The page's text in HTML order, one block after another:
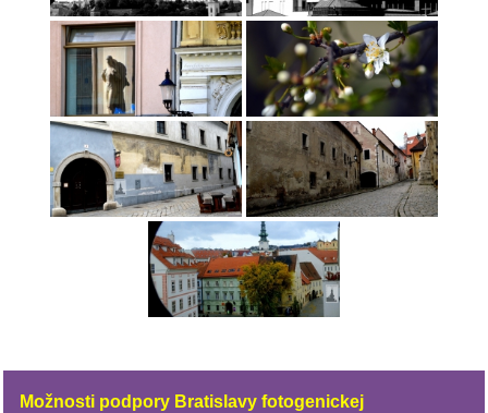
konania
konania
pripomienkové
konania
Možnosti podpory Bratislavy fotogenickej